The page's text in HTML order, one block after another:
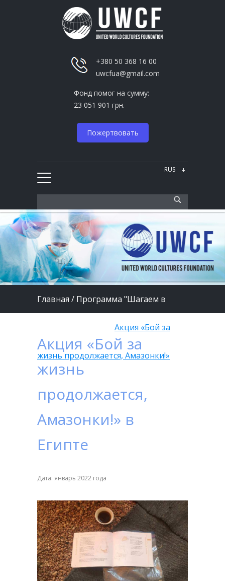
+380 50 368 16 00
uwcfua@gmail.com
Фонд помог на сумму:
23 051 901 грн.
Пожертвовать
Главная / Программа "Шагаем в
Акция «Бой за
жизнь продолжается, Амазонки!»
Акция «Бой за
жизнь
продолжается,
Амазонки!» в
Египте
Дата: январь 2022 года